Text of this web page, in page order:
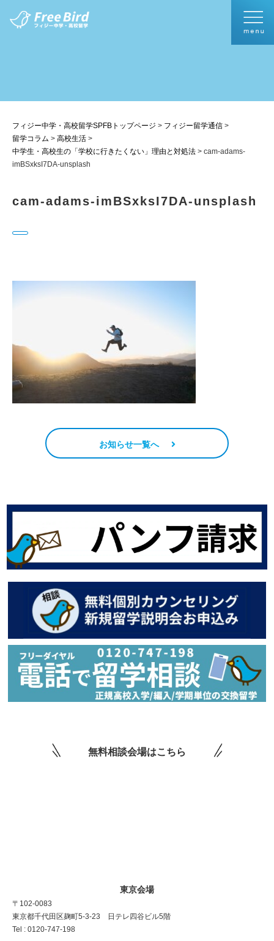
フィジー中学・高校留学SPFBトップページ > フィジー留学通信 >
留学コラム > 高校生活 >
中学生・高校生の「学校に行きたくない」理由と対処法 > cam-adams-
imBSxksI7DA-unsplash
cam-adams-imBSxksI7DA-unsplash
お知らせ一覧へ
無料相談会場はこちら
東京会場
〒102-0083
東京都千代田区麹町5-3-23 日テレ四谷ビル5階
Tel : 0120-747-198